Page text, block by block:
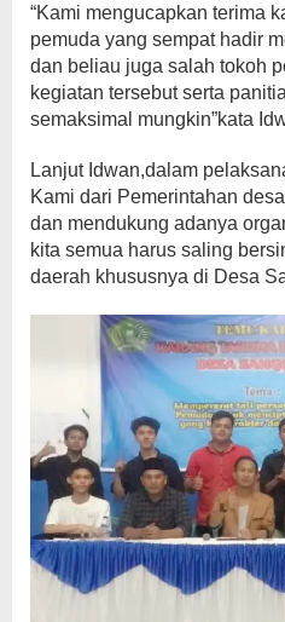
“Kami mengucapkan terima
pemuda yang sempat hadir
dan beliau juga salah tokoh
kegiatan tersebut serta
semaksimal mungkin”kata
Lanjut Idwan,dalam
Kami dari Pemerintahan
dan mendukung adanya
kita semua harus saling
daerah khususnya di Desa